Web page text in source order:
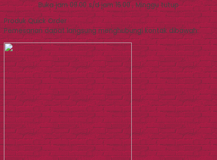
Buka jam 09.00 s/d jam 16.00 , Minggu tutup
Produk Quick Order
Pemesanan dapat langsung menghubungi kontak dibawah: